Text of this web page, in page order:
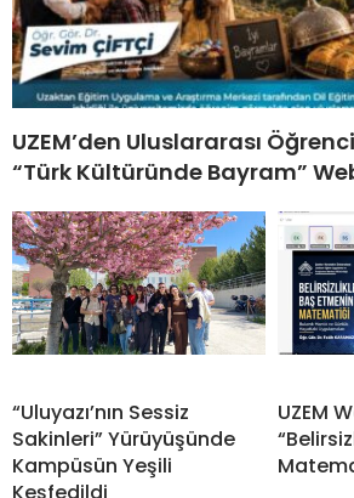
UZEM’den Uluslararası
“Türk Kültüründe Bayram”
“Uluyazı’nın Sessiz
Sakinleri” Yürüyüşünde
Kampüsün Yeşili
UZEM